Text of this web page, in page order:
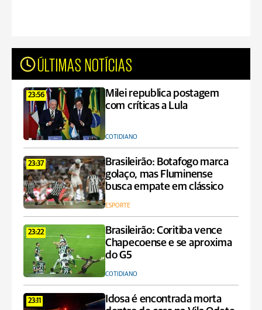
ÚLTIMAS NOTÍCIAS
23:56
Milei republica postagem
com críticas a Lula
COTIDIANO
23:37
Brasileirão: Botafogo marca
golaço, mas Fluminense
busca empate em clássico
ESPORTE
23:22
Brasileirão: Coritiba vence
Chapecoense e se aproxima
do G5
COTIDIANO
23:11
Idosa é encontrada morta